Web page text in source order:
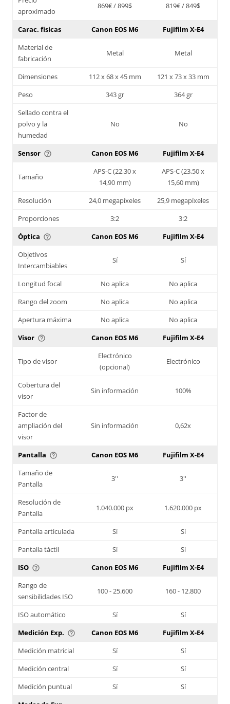
aproximado
869€ / 899$ 819€ / 849$
Carac. físicas Canon EOS M6
Fujifilm X-E4
Material de
fabricación
Metal Metal
Dimensiones 112 x 68 x 45 mm
121 x 73 x 33 mm
Peso
343 gr
364 gr
Sellado contra el
polvo y la
humedad
No No
Sensor help_outline Canon EOS M6 Fujifilm X-E4
Tamaño
APS-C (22,30 x
14,90 mm)
APS-C (23,50 x
15,60 mm)
Resolución
24,0 megapíxeles
25,9 megapíxeles
Proporciones
3:2
3:2
Óptica help_outline Canon EOS M6
Fujifilm X-E4
Objetivos
Intercambiables
Sí Sí
Longitud focal No aplica
No aplica
Rango del zoom
No aplica
No aplica
Apertura máxima
No aplica
No aplica
Visor help_outline Canon EOS M6 Fujifilm X-E4
Tipo de visor
Electrónico
(opcional)
Electrónico
Cobertura del
visor
Sin información 100%
Factor de
ampliación del
visor
Sin información 0,62x
Pantalla help_outline Canon EOS M6
Fujifilm X-E4
Tamaño de
Pantalla
3'' 3''
Resolución de
Pantalla
1.040.000 px 1.620.000 px
Pantalla articulada Sí
Sí
Pantalla táctil
Sí
Sí
ISO help_outline Canon EOS M6
Fujifilm X-E4
Rango de
sensibilidades ISO
100 - 25.600 160 - 12.800
ISO automático Sí
Sí
Medición Exp. help_outline Canon EOS M6
Fujifilm X-E4
Medición matricial
Sí
Sí
Medición central
Sí
Sí
Medición puntual
Sí
Sí